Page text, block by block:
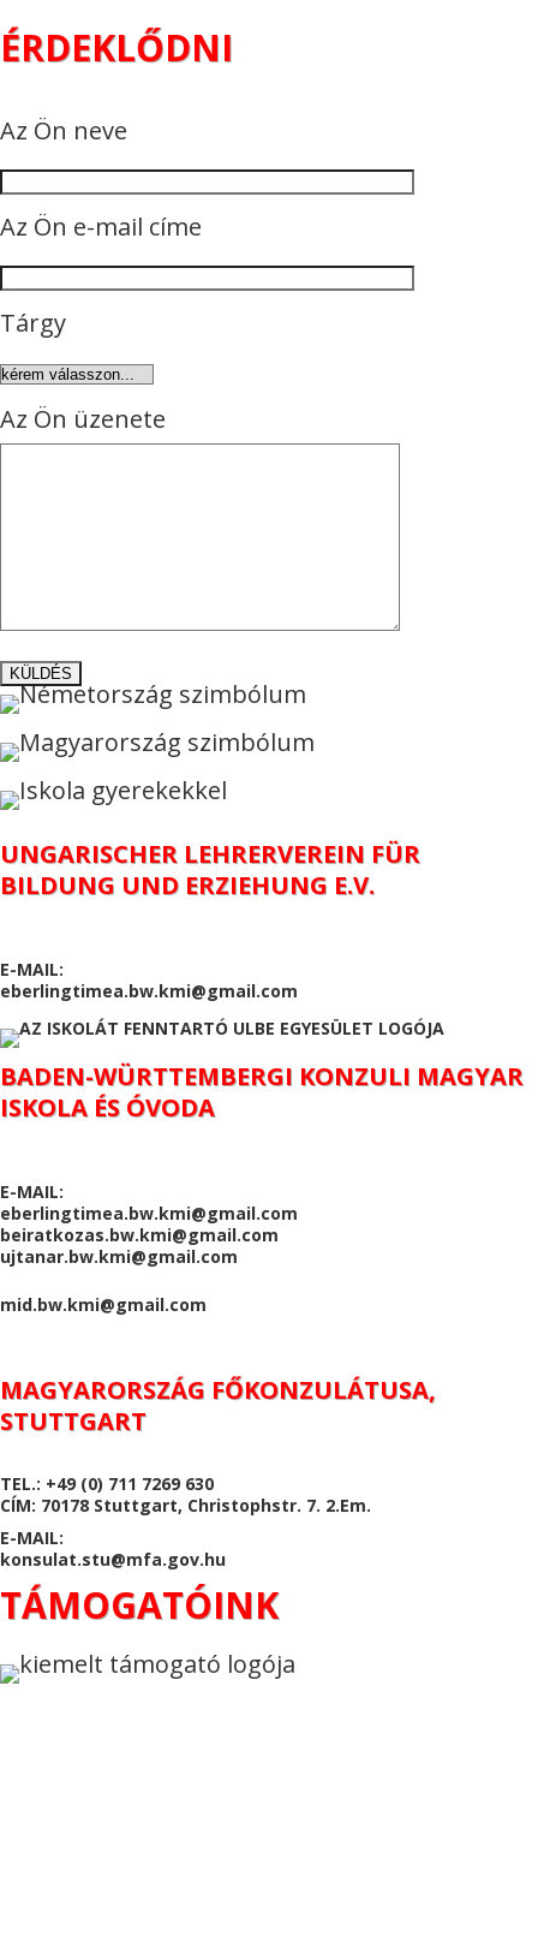
ÉRDEKLŐDNI
Az Ön neve
Az Ön e-mail címe
Tárgy
Az Ön üzenete
UNGARISCHER LEHRERVEREIN FÜR
BILDUNG UND ERZIEHUNG E.V.
E-MAIL:
eberlingtimea.bw.kmi@gmail.com
BADEN-WÜRTTEMBERGI KONZULI MAGYAR
ISKOLA ÉS ÓVODA
E-MAIL:
eberlingtimea.bw.kmi@gmail.com
beiratkozas.bw.kmi@gmail.com
ujtanar.bw.kmi@gmail.com
mid.bw.kmi@gmail.com
MAGYARORSZÁG FŐKONZULÁTUSA,
STUTTGART
TEL.: +49 (0) 711 7269 630
CÍM: 70178 Stuttgart, Christophstr. 7. 2.Em.
E-MAIL:
konsulat.stu@mfa.gov.hu
TÁMOGATÓINK